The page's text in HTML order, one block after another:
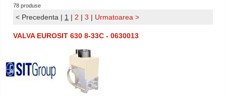
78 produse
< Precedenta | 1 | 2 | 3 | Urmatoarea >
VALVA EUROSIT 630 8-33C - 0630013